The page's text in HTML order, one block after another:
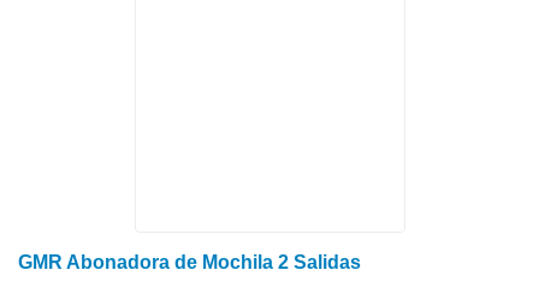
GMR Abonadora de Mochila 2 Salidas